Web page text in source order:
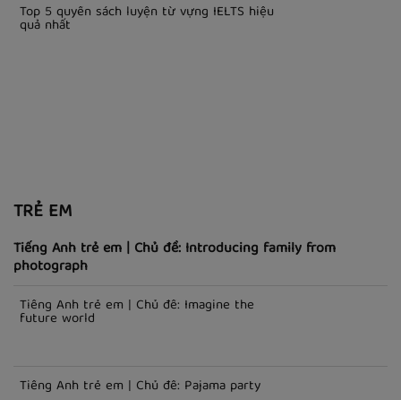
Top 5 quyển sách luyện từ vựng IELTS hiệu
quả nhất
TRẺ EM
Tiếng Anh trẻ em | Chủ đề: Introducing family from
photograph
Tiếng Anh trẻ em | Chủ đề: Imagine the
future world
Tiếng Anh trẻ em | Chủ đề: Pajama party